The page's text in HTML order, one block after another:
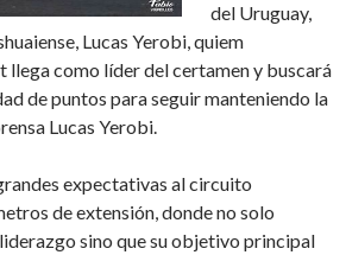
del Uruguay,
Lucas Yerobi, quiem
llega como líder del certamen y buscará
de puntos para seguir manteniendo la
Lucas Yerobi.
expectativas al circuito
de extensión, donde no solo
sino que su objetivo principal